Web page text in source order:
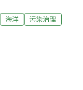
證明環境及水質都
海洋
污染治理